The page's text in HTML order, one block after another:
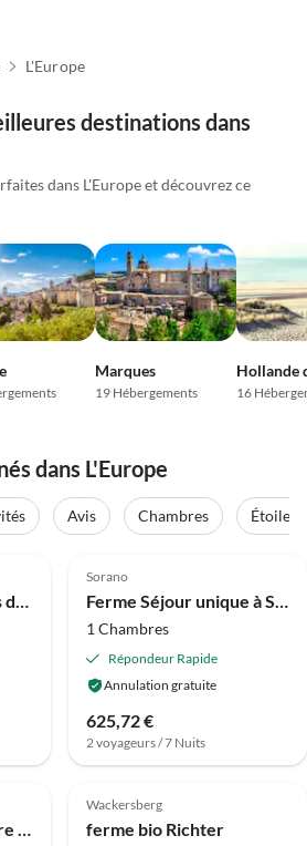
L'Europe
destinations dans
dans L'Europe et découvrez ce
Marques
19 Hébergements
Hollande
16
dans L'Europe
Avis Chambres
Étoiles
Ferme à Ulicoten près des sentiers boisés
Sorano
Ferme Séjour unique à Sorano avec piscine
1 Chambres
Répondeur Rapide
Annulation gratuite
625,72 €
2 voyageurs / 7 Nuits
Ferme Escapade nature adaptée aux animaux de compagnie
Annonce
4.9 (14)
Wackersberg
ferme bio Richter